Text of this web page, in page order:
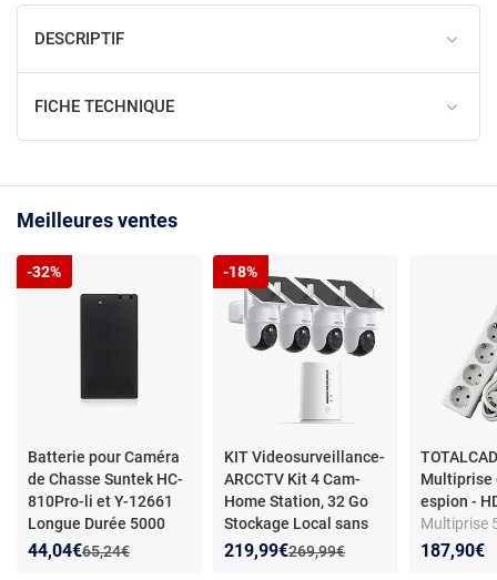
DESCRIPTIF
FICHE TECHNIQUE
Meilleures ventes
Batterie pour Caméra
de Chasse Suntek HC-
810Pro-li et Y-12661
Longue Durée 5000
Mah YONIS- Batterie
Ancien prix :
65,24€
Nouveau prix :
44,04€
Réduction de :
-32%
KIT Videosurveillance-
ARCCTV Kit 4 Cam-
Home Station, 32 Go
Stockage Local sans
Abonnement- Kit
Ancien prix :
269,99€
Nouveau prix :
219,99€
Réduction de :
-18%
Multiprise
espion -
Multiprise
Caméra
187,90€